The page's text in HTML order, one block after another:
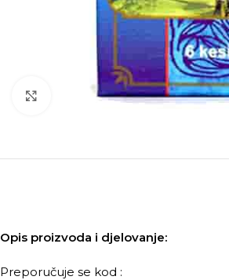
Kliknite za povećanje
Opis proizvoda i djelovanje:
Preporučuje se kod :